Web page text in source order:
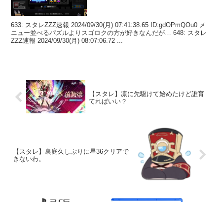
633: スタレZZZ速報 2024/09/30(月) 07:41:38.65 ID:gdOPmQOu0 メ
ニュー並べるパズルよりスゴロクの方が好きなんだが… 648: スタレ
ZZZ速報 2024/09/30(月) 08:07:06.72 ...
【スタレ】凛に先駆けて始めたけど誰育
てればいい？
【スタレ】裏庭久しぶりに星36クリアで
きないわ。